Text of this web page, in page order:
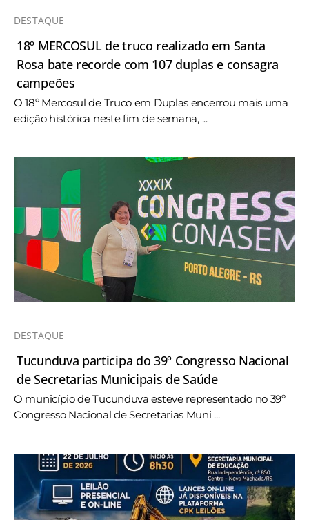
DESTAQUE
18º MERCOSUL de truco realizado em Santa
Rosa bate recorde com 107 duplas e consagra
campeões
O 18º Mercosul de Truco em Duplas encerrou mais uma
edição histórica neste fim de semana, ...
DESTAQUE
Tucunduva participa do 39º Congresso Nacional
de Secretarias Municipais de Saúde
O município de Tucunduva esteve representado no 39º
Congresso Nacional de Secretarias Muni ...